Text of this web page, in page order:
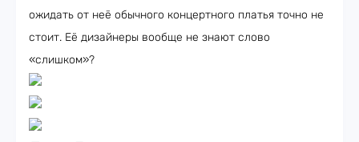
ожидать от неё обычного концертного платья точно не
стоит. Её дизайнеры вообще не знают слово
«слишком»?